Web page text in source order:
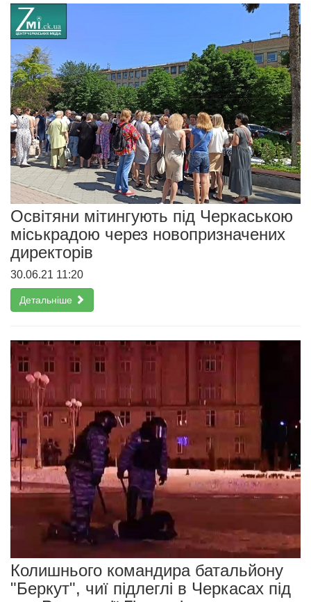
Освітяни мітингують під Черкаською
міськрадою через новопризначених
директорів
30.06.21 11:20
Детальніше
Колишнього командира батальйону
"Беркут", чиї підлеглі в Черкасах під